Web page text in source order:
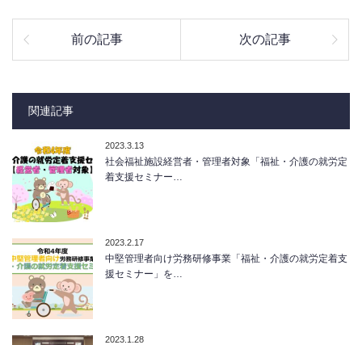
前の記事 次の記事
関連記事
2023.3.13
社会福祉施設経営者・管理者対象「福祉・介護の就労定
着支援セミナー…
2023.2.17
中堅管理者向け労務研修事業「福祉・介護の就労定着支
援セミナー」を…
2023.1.28